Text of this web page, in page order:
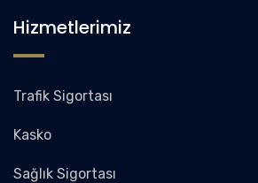
Hizmetlerimiz
Trafik Sigortası
Kasko
Sağlık Sigortası